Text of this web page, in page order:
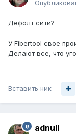
Дефолт сити?
У Fibertool свое
Делают все, что
Вставить ник
adnull